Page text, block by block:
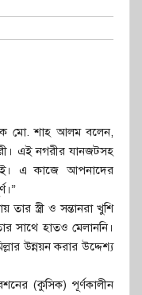
মো. শাহ আলম বলেন,
এই নগরীর যানজটসহ
এ কাজে আপনাদের
স্ত্রী ও সন্তানরা খুশি
সাথে হাতও মেলাননি।
উন্নয়ন করার উদ্দেশ্য
(কুসিক) পূর্ণকালীন